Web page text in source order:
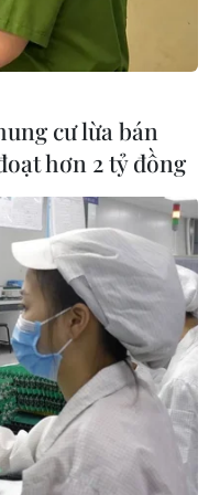
trị
bay
căn
cư lừa bán
hơn 2 tỷ đồng